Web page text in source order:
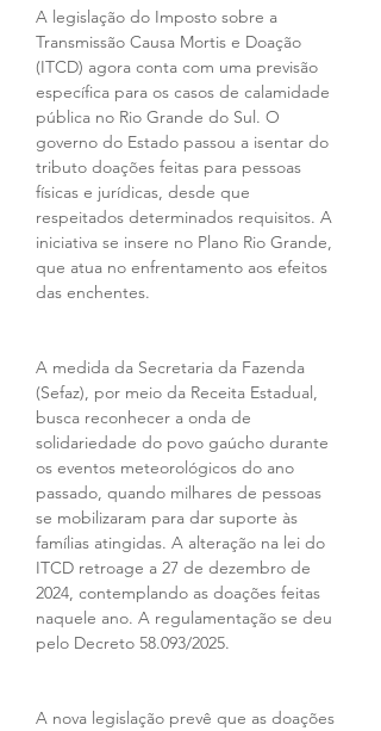
A legislação do Imposto sobre a
Transmissão Causa Mortis e Doação
(ITCD) agora conta com uma previsão
específica para os casos de calamidade
pública no Rio Grande do Sul. O
governo do Estado passou a isentar do
tributo doações feitas para pessoas
físicas e jurídicas, desde que
respeitados determinados requisitos. A
iniciativa se insere no Plano Rio Grande,
que atua no enfrentamento aos efeitos
das enchentes.
A medida da Secretaria da Fazenda
(Sefaz), por meio da Receita Estadual,
busca reconhecer a onda de
solidariedade do povo gaúcho durante
os eventos meteorológicos do ano
passado, quando milhares de pessoas
se mobilizaram para dar suporte às
famílias atingidas. A alteração na lei do
ITCD retroage a 27 de dezembro de
2024, contemplando as doações feitas
naquele ano. A regulamentação se deu
pelo Decreto 58.093/2025.
A nova legislação prevê que as doações